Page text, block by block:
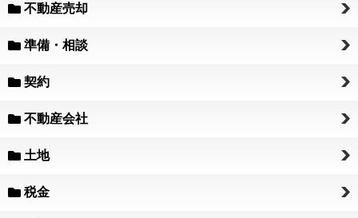
不動産売却
準備・相談
契約
不動産会社
土地
税金